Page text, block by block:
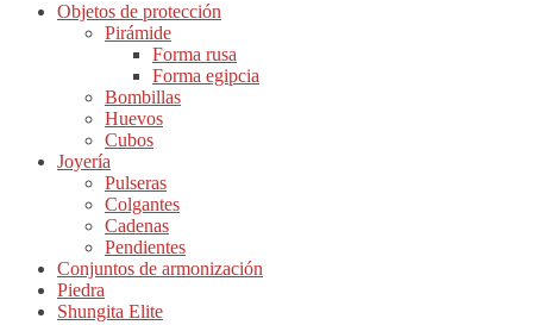
Objetos de protección
Pirámide
Forma rusa
Forma egipcia
Bombillas
Huevos
Cubos
Joyería
Pulseras
Colgantes
Cadenas
Pendientes
Conjuntos de armonización
Piedra
Shungita Elite